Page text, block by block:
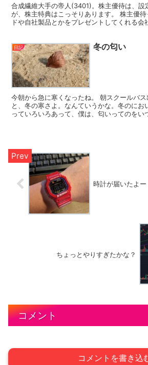
合成繊維大手の帝人(3401)。株主優待は、設
が、株主特典はこっそりあります。 株主優
ドや自社製品とかをプレゼントしてくれる会
日記 冬の匂い
今朝から急に寒くなったね。 朝スクールバ
と、冬の寒さよ。なんていうかな。冬のにお
っていろいろあって、僕は、匂いってのをい
時計が届いたよー
ちょっとやりすぎたかな？
コメント
コメントを書き込